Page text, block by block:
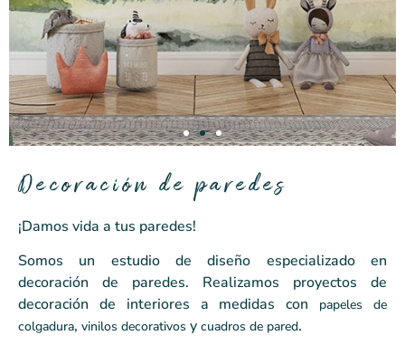
Jardín
Egipcio
Cuentopía
PAPELES DE COLGADURA
INFANTILES
DESCUBRIR
Paraíso
Tropical
Jardín
Egipcio
Cuentopía
PAPELES DE COLGADURA
INFANTILES
DESCUBRIR
Paraíso
Tropical
Jardín
Egipcio
Cuentopía
PAPELES DE COLGADURA
INFANTILES
DESCUBRIR
Paraíso
Tropical
Decoración de paredes
¡Damos vida a tus paredes!
Somos un estudio de diseño especializado en
decoración de paredes. Realizamos proyectos de
decoración de interiores a medidas con
papeles de
colgadura, vinilos decorativos y cuadros de pared.